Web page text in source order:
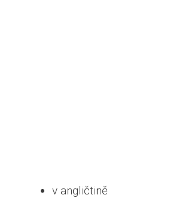
v angličtině